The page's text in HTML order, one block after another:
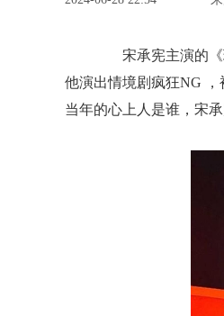
宋承宪主演的《
他演出情境剧疯狂NG
当年的心上人是谁，宋承